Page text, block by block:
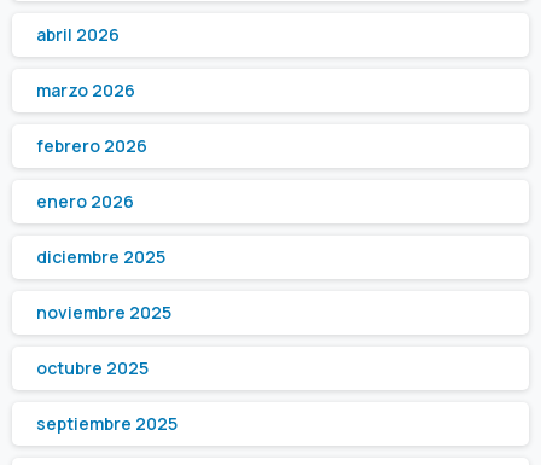
abril 2026
marzo 2026
febrero 2026
enero 2026
diciembre 2025
noviembre 2025
octubre 2025
septiembre 2025